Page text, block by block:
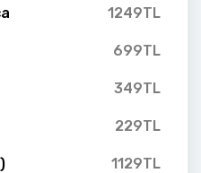
1249TL
699TL
349TL
229TL
1129TL